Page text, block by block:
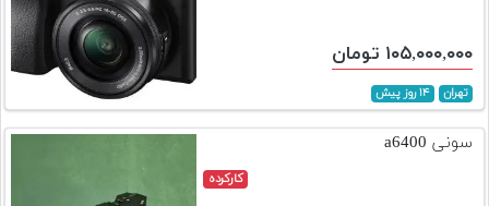
۱۰۵,۰۰۰,۰۰۰ تومان
تهران ۱۴ روز پیش
سونی a6400
کارکرده